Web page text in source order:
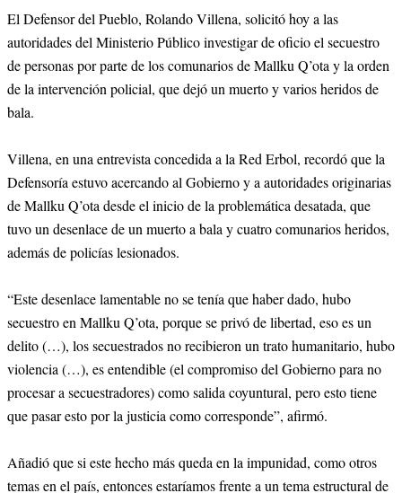
El Defensor del Pueblo, Rolando Villena, solicitó hoy a las
autoridades del Ministerio Público investigar de oficio el secuestro
de personas por parte de los comunarios de Mallku Q’ota y la orden
de la intervención policial, que dejó un muerto y varios heridos de
bala.
Villena, en una entrevista concedida a la Red Erbol, recordó que la
Defensoría estuvo acercando al Gobierno y a autoridades originarias
de Mallku Q’ota desde el inicio de la problemática desatada, que
tuvo un desenlace de un muerto a bala y cuatro comunarios heridos,
además de policías lesionados.
“Este desenlace lamentable no se tenía que haber dado, hubo
secuestro en Mallku Q’ota, porque se privó de libertad, eso es un
delito (…), los secuestrados no recibieron un trato humanitario, hubo
violencia (…), es entendible (el compromiso del Gobierno para no
procesar a secuestradores) como salida coyuntural, pero esto tiene
que pasar esto por la justicia como corresponde”, afirmó.
Añadió que si este hecho más queda en la impunidad, como otros
temas en el país, entonces estaríamos frente a un tema estructural de